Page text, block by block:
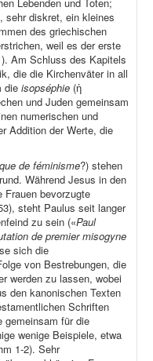
sehr diskret, ein kleines
des griechischen
weil es der erste
Am Schluss des Kapitels
die die Kirchenväter in all
die isopséphie (ἡ
und Juden gemeinsam
numerischen und
Addition der Werte, die
de féminisme?) stehen
Während Jesus in den
Frauen bevorzugte
steht Paulus seit langer
zu sein («Paul
de premier misogyne
sich die
von Bestrebungen, die
werden zu lassen, wobei
den kanonischen Texten
Schriften
gemeinsam für die
wenige Beispiele, etwa
1-2). Sehr